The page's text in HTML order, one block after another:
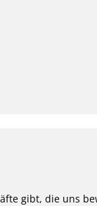
gibt, die uns